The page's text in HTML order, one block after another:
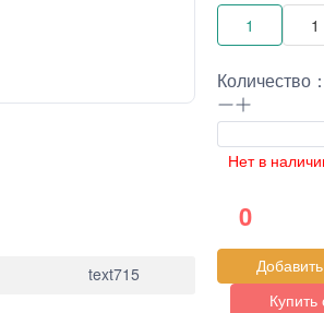
text715
1
1
Количество：
Нет в
0
Купить